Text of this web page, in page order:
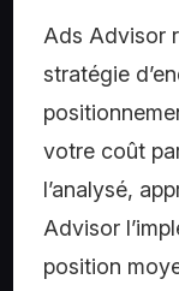
Ads Advisor
stratégie
votre coût
l’analysé,
Advisor
position